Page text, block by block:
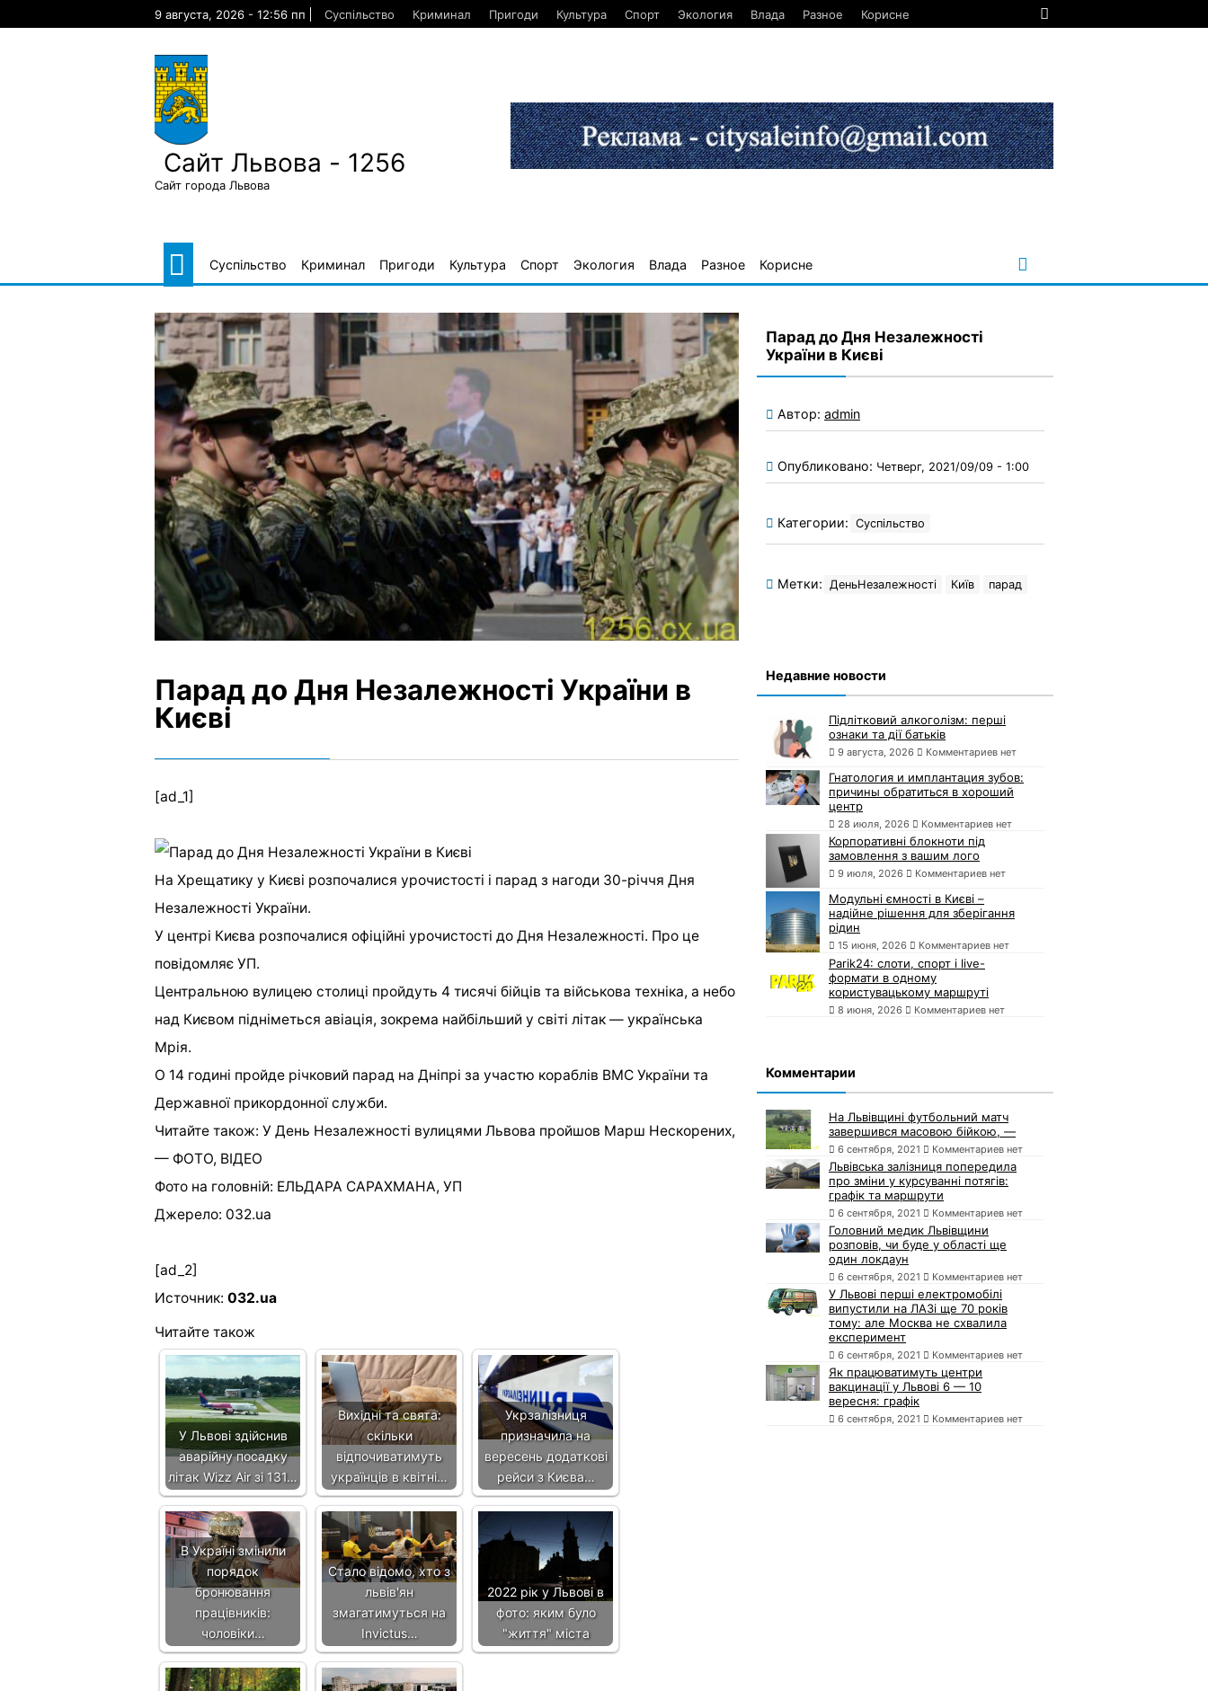
9 августа, 2026 - 12:56 пп Суспільство Криминал Пригоди Культура Спорт Экология Влада Разное Корисне
Сайт Львова - 1256
Сайт города Львова
Суспільство Криминал Пригоди Культура Спорт Экология Влада Разное Корисне
Парад до Дня Незалежності України в
Києві
[ad_1]
На Хрещатику у Києві розпочалися урочистості і парад з нагоди 30-річчя Дня
Незалежності України.
У центрі Києва розпочалися офіційні урочистості до Дня Незалежності. Про це
повідомляє УП.
Центральною вулицею столиці пройдуть 4 тисячі бійців та військова техніка, а небо
над Києвом підніметься авіація, зокрема найбільший у світі літак — українська
Мрія.
О 14 годині пройде річковий парад на Дніпрі за участю кораблів ВМС України та
Державної прикордонної служби.
Читайте також: У День Незалежності вулицями Львова пройшов Марш Нескорених,
— ФОТО, ВІДЕО
Фото на головній: ЕЛЬДАРА САРАХМАНА, УП
Джерело: 032.ua
[ad_2]
Источник: 032.ua
Читайте також
У Львові здійснив
аварійну посадку
літак Wizz Air зі 131…
Вихідні та свята:
скільки
відпочиватимуть
українців в квітні…
Укрзалізниця
призначила на
вересень додаткові
рейси з Києва…
В Україні змінили
порядок
бронювання
працівників:
чоловіки…
Стало відомо, хто з
львів'ян
змагатимуться на
Invictus…
2022 рік у Львові в
фото: яким було
"життя" міста
Парад до Дня Незалежності
України в Києві
Автор: admin
Опубликовано: Четверг, 2021/09/09 - 1:00
Категории: Суспільство
Метки: ДеньНезалежності Київ парад
Недавние новости
Підлітковий алкоголізм: перші
ознаки та дії батьків
9 августа, 2026 Комментариев нет
Гнатология и имплантация зубов:
причины обратиться в хороший
центр
28 июля, 2026 Комментариев нет
Корпоративні блокноти під
замовлення з вашим лого
9 июля, 2026 Комментариев нет
Модульні ємності в Києві –
надійне рішення для зберігання
рідин
15 июня, 2026 Комментариев нет
Parik24: слоти, спорт і live-
формати в одному
користувацькому маршруті
8 июня, 2026 Комментариев нет
Комментарии
На Львівщині футбольний матч
завершився масовою бійкою, —
6 сентября, 2021 Комментариев нет
Львівська залізниця попередила
про зміни у курсуванні потягів:
графік та маршрути
6 сентября, 2021 Комментариев нет
Головний медик Львівщини
розповів, чи буде у області ще
один локдаун
6 сентября, 2021 Комментариев нет
У Львові перші електромобілі
випустили на ЛАЗі ще 70 років
тому: але Москва не схвалила
експеримент
6 сентября, 2021 Комментариев нет
Як працюватимуть центри
вакцинації у Львові 6 — 10
вересня: графік
6 сентября, 2021 Комментариев нет